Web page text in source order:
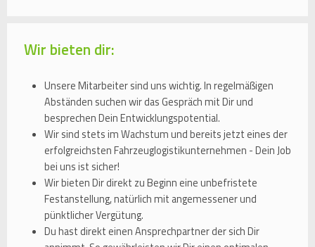
Wir bieten dir:
Unsere Mitarbeiter sind uns wichtig. In regelmäßigen
Abständen suchen wir das Gespräch mit Dir und
besprechen Dein Entwicklungspotential.
Wir sind stets im Wachstum und bereits jetzt eines der
erfolgreichsten Fahrzeuglogistikunternehmen - Dein Job
bei uns ist sicher!
Wir bieten Dir direkt zu Beginn eine unbefristete
Festanstellung, natürlich mit angemessener und
pünktlicher Vergütung.
Du hast direkt einen Ansprechpartner der sich Dir